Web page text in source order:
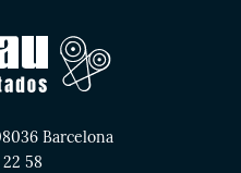
Barcelona
58